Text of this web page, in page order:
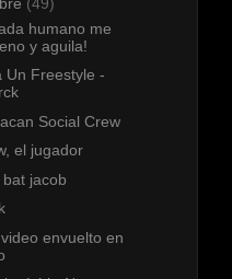
humano me
y aguila!
Un Freestyle -
Social Crew
el jugador
jacob
envuelto en